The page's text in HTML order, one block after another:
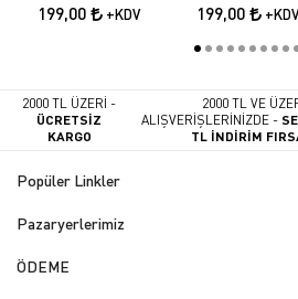
199,00 +KDV 199,00 +KDV
2000 TL ÜZERİ -
ÜCRETSİZ
KARGO
2000 TL VE
ALIŞVERİŞLERİNİZDE -
TL İNDİRİM
Popüler Linkler
Pazaryerlerimiz
ÖDEME